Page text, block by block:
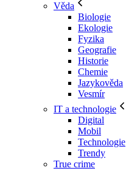
Věda
Biologie
Ekologie
Fyzika
Geografie
Historie
Chemie
Jazykověda
Vesmír
IT a technologie
Digital
Mobil
Technologie
Trendy
True crime